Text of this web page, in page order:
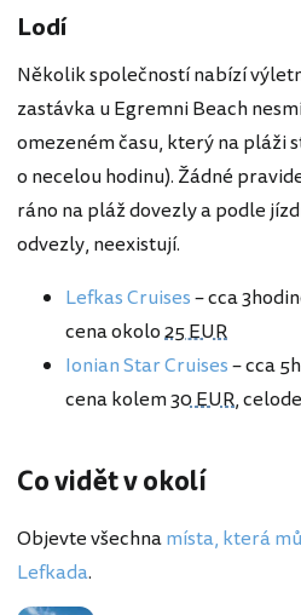
Lodí
Několik společností nabízí
zastávka u Egremni Beach
omezeném času, který na pláži
o necelou hodinu). Žádné
ráno na pláž dovezly a podle
odvezly, neexistují.
Lefkas Cruises– cca
cena okolo25 EUR
Ionian Star Cruises– cca
cena kolem30 EUR,
Co vidět v okolí
Objevte všechnamísta, která
Lefkada.